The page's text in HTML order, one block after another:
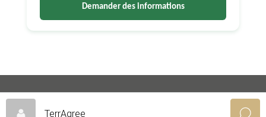
TerrAgree